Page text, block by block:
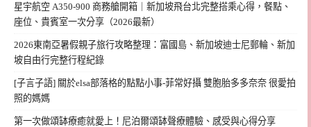
星宇航空 A350-900 商務艙開箱｜新加坡飛台北完整搭乘心得，餐點、
座位、貴賓室一次分享（2026最新）
2026東南亞暑假親子旅行攻略整理：富國島、新加坡迪士尼郵輪、新加
坡自由行完整行程紀錄
[子言子語] 關於elsa部落格的點點小事-菲常好攝 雙胞胎多多奈奈 很愛拍
照的媽媽
第一次做頌缽療癒就愛上！尼泊爾頌缽聲療體驗、感受與心得分享